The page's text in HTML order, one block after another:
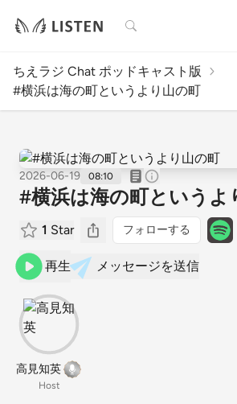
検索
ちえラジ Chat ポッドキャスト版
#横浜は海の町というより山の町
2026-06-19 08:10
#横浜は海の町というよ
1 Star フォローする
再生 メッセージを送信
高見知英
Host